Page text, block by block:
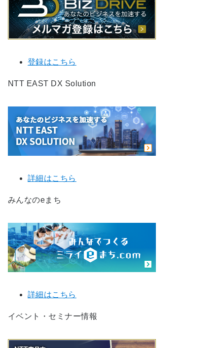
登録はこちら
NTT EAST DX Solution
詳細はこちら
みんなのeまち
詳細はこちら
イベント・セミナー情報